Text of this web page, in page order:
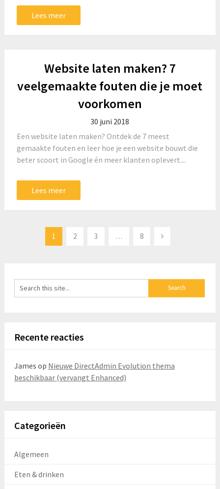
Lees meer
Website laten maken? 7
veelgemaakte fouten die je moet
voorkomen
30 juni 2018
Een website laten maken? Ontdek de 7 meest
gemaakte fouten en leer hoe je een website bouwt die
beter scoort in Google én meer klanten oplevert....
Lees meer
Berichten
1 2 3 … 8
Recente reacties
James op Nieuwe DirectAdmin Evolution thema
beschikbaar (vervangt Enhanced)
Categorieën
Algemeen
Eten & drinken